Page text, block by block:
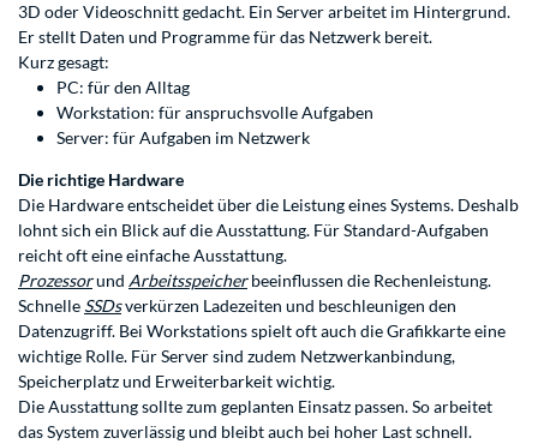
3D oder Videoschnitt gedacht. Ein Server arbeitet im Hintergrund.
Er stellt Daten und Programme für das Netzwerk bereit.
Kurz gesagt:
PC: für den Alltag
Workstation: für anspruchsvolle Aufgaben
Server: für Aufgaben im Netzwerk
Die richtige Hardware
Die Hardware entscheidet über die Leistung eines Systems. Deshalb
lohnt sich ein Blick auf die Ausstattung. Für Standard-Aufgaben
reicht oft eine einfache Ausstattung.
Prozessorund Arbeitsspeicherbeeinflussen die Rechenleistung.
Schnelle SSDsverkürzen Ladezeiten und beschleunigen den
Datenzugriff. Bei Workstations spielt oft auch die Grafikkarte eine
wichtige Rolle. Für Server sind zudem Netzwerkanbindung,
Speicherplatz und Erweiterbarkeit wichtig.
Die Ausstattung sollte zum geplanten Einsatz passen. So arbeitet
das System zuverlässig und bleibt auch bei hoher Last schnell.